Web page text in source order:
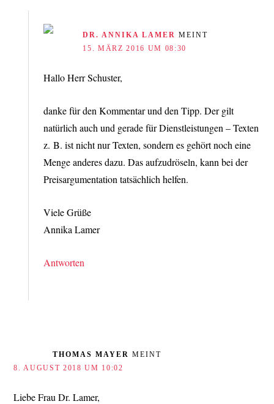
DR. ANNIKA LAMER MEINT
15. MÄRZ 2016 UM 08:30
Hallo Herr Schuster,
danke für den Kommentar und den Tipp. Der gilt
natürlich auch und gerade für Dienstleistungen – Texten
z. B. ist nicht nur Texten, sondern es gehört noch eine
Menge anderes dazu. Das aufzudröseln, kann bei der
Preisargumentation tatsächlich helfen.
Viele Grüße
Annika Lamer
Antworten
THOMAS MAYER MEINT
8. AUGUST 2018 UM 10:02
Liebe Frau Dr. Lamer,